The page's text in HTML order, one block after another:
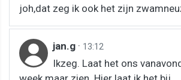
joh,dat zeg ik ook het zijn
jan.g · 13:12
Ikzeg. Laat het ons